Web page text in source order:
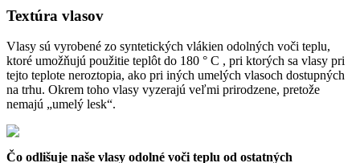
Textúra vlasov
Vlasy sú vyrobené zo syntetických vlákien odolných voči teplu,
ktoré umožňujú použitie teplôt do 180 ° C , pri ktorých sa vlasy pri
tejto teplote neroztopia, ako pri iných umelých vlasoch dostupných
na trhu. Okrem toho vlasy vyzerajú veľmi prirodzene, pretože
nemajú „umelý lesk“.
Čo odlišuje naše vlasy odolné voči teplu od ostatných